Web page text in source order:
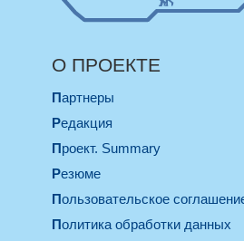
О ПРОЕКТЕ
Партнеры
Редакция
Проект. Summary
Резюме
Пользовательское
Политика обработки данных